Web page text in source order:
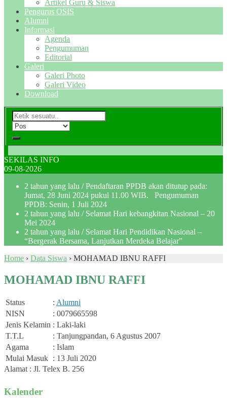
Artikel Guru & Siswa
Pengurus OSIS
Alumni
Informasi
Agenda
Pengumuman
Editorial
Galeri
Galeri Photo
Galeri Video
Download
SEKILAS INFO
09-08-2026
2 tahun yang lalu / Pendaftaran PPDB akan ditutup pada:
Jumat, 28 Juni 2024 pukul 11.00 WIB. Pengumuman
PPDB: Senin, 1 Juli 2024
2 tahun yang lalu / Selamat Hari kebangkitan Nasional – 20
Mei 2024
2 tahun yang lalu / Selamat Hari Pendidikan Nasional –
“Bergerak Bersama, Lanjutkan Merdeka Belajar”
Home › Data Siswa › MOHAMAD IBNU RAFFI
MOHAMAD IBNU RAFFI
Status : Alumni
NISN
: 0079665598
Jenis Kelamin : Laki-laki
T.T.L
: Tanjungpandan, 6 Agustus 2007
Agama
: Islam
Mulai Masuk : 13 Juli 2020
Alamat : Jl. Telex B. 256
Kalender